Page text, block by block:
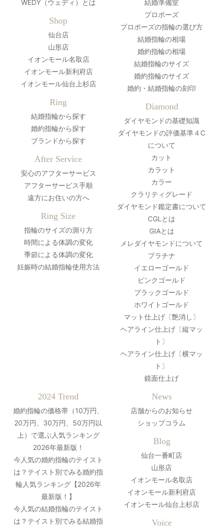
WEDY（ウェディ）とは
Shop
仙台店
山形店
イオンモール名取店
イオンモール新利府店
イオンモール仙台上杉店
Ring
結婚指輪から探す
婚約指輪から探す
ブランドから探す
After Service
安心のアフターサービス
アフターサービス手順
遠方にお住いの方へ
Ring Size
指輪のサイズの測り方
時間による体調の変化
季節による体調の変化
妊娠時の結婚指輪使用方法
結婚準備室
プロポーズ
プロポーズの指輪の選び方
結婚指輪の相場
婚約指輪の相場
結婚指輪のサイズ
婚約指輪のサイズ
婚約・結婚指輪の刻印
Diamond
ダイヤモンドの基礎知識
ダイヤモンドの評価基準４C
について
カット
カラット
カラー
クラリティグレード
ダイヤモンド鑑定書について
CGLとは
GIAとは
メレダイヤモンドについて
プラチナ
イエローゴールド
ピンクゴールド
ブラックゴールド
ホワイトゴールド
マット仕上げ〔艶消し〕
ヘアライン仕上げ〔縦マッ
ト〕
ヘアライン仕上げ〔横マッ
ト〕
鏡面仕上げ
2024 Trend
婚約指輪の価格帯（10万円、
20万円、30万円、50万円以
上）で選ぶ人気ランキング
2026年最新版！
今人気の婚約指輪のテイスト
は？テイスト別でみる婚約指
輪人気ランキング【2026年
最新版！】
今人気の結婚指輪のテイスト
は？テイスト別でみる結婚指
News
店舗からのお知らせ
ショップコラム
Blog
仙台一番町店
山形店
イオンモール名取店
イオンモール新利府店
イオンモール仙台上杉店
Voice